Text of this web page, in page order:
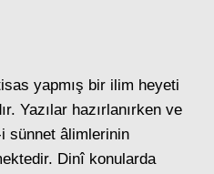
yapmış bir ilim heyeti
Yazılar hazırlanırken ve
sünnet âlimlerinin
Dinî konularda